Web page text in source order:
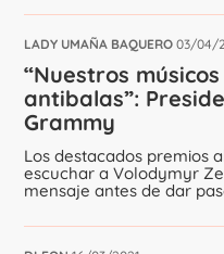
LADY UMAÑA BAQUERO 03/04/
“Nuestros
antibalas”:
Grammy
Los destacados premios
escuchar a Volodymyr
mensaje antes de dar